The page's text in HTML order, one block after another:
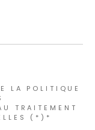
LA POLITIQUE
TRAITEMENT
(*)*